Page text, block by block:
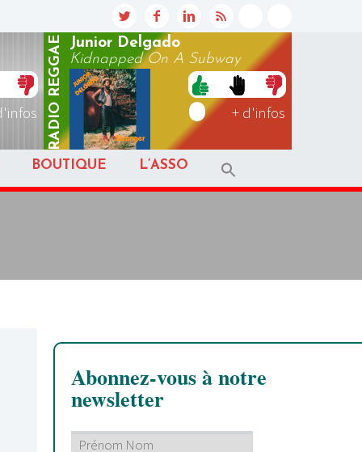
RADIO
REGGAE
Junior Delgado
Kidnapped On A Subway
+ d'infos
BOUTIQUE L’ASSO
Abonnez-vous à notre
newsletter